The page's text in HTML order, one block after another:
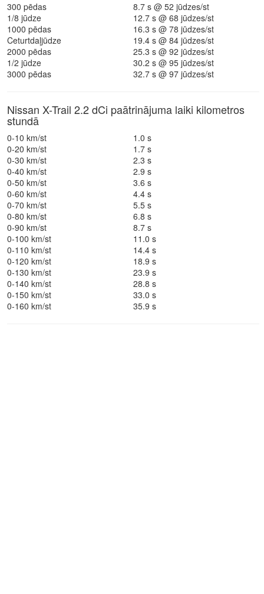
300 pēdas
8.7 s @ 52 jūdzes/st
1/8 jūdze
12.7 s @ 68 jūdzes/st
1000 pēdas
16.3 s @ 78 jūdzes/st
Ceturtdaļjūdze
19.4 s @ 84 jūdzes/st
2000 pēdas
25.3 s @ 92 jūdzes/st
1/2 jūdze
30.2 s @ 95 jūdzes/st
3000 pēdas
32.7 s @ 97 jūdzes/st
Nissan X-Trail 2.2 dCi paātrinājuma laiki kilometros
stundā
0-10 km/st
1.0 s
0-20 km/st
1.7 s
0-30 km/st
2.3 s
0-40 km/st
2.9 s
0-50 km/st
3.6 s
0-60 km/st
4.4 s
0-70 km/st
5.5 s
0-80 km/st
6.8 s
0-90 km/st
8.7 s
0-100 km/st
11.0 s
0-110 km/st
14.4 s
0-120 km/st
18.9 s
0-130 km/st
23.9 s
0-140 km/st
28.8 s
0-150 km/st
33.0 s
0-160 km/st
35.9 s